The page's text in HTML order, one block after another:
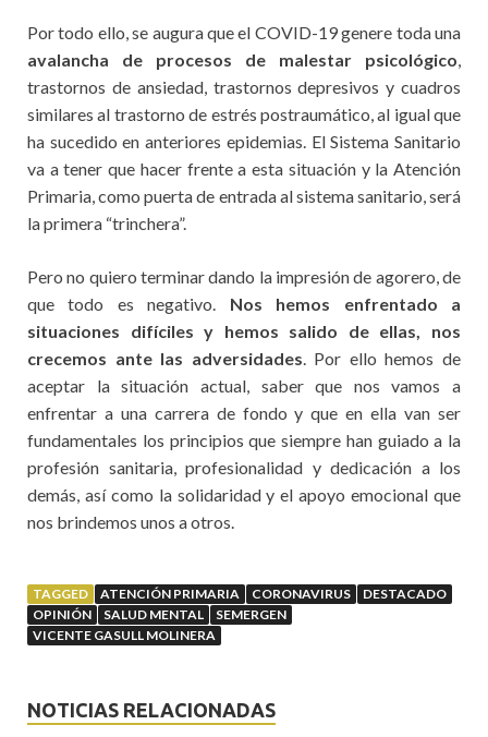
Por todo ello, se augura que el COVID-19 genere toda una
avalancha de procesos de malestar psicológico,
trastornos de ansiedad, trastornos depresivos y cuadros
similares al trastorno de estrés postraumático, al igual que
ha sucedido en anteriores epidemias. El Sistema Sanitario
va a tener que hacer frente a esta situación y la Atención
Primaria, como puerta de entrada al sistema sanitario, será
la primera “trinchera”.
Pero no quiero terminar dando la impresión de agorero, de
que todo es negativo. Nos hemos enfrentado a
situaciones difíciles y hemos salido de ellas, nos
crecemos ante las adversidades. Por ello hemos de
aceptar la situación actual, saber que nos vamos a
enfrentar a una carrera de fondo y que en ella van ser
fundamentales los principios que siempre han guiado a la
profesión sanitaria, profesionalidad y dedicación a los
demás, así como la solidaridad y el apoyo emocional que
nos brindemos unos a otros.
TAGGED ATENCIÓN PRIMARIA CORONAVIRUS
DESTACADO
OPINIÓN
SALUD MENTAL
SEMERGEN
VICENTE GASULL MOLINERA
NOTICIAS RELACIONADAS